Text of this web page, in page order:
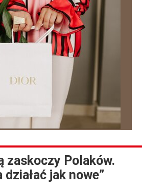
zaskoczy Polaków.
działać jak nowe”